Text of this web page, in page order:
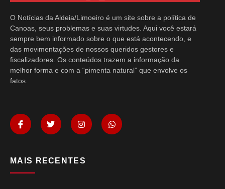
O Notícias da Aldeia/Limoeiro é um site sobre a política de
Canoas, seus problemas e suas virtudes. Aqui você estará
sempre bem informado sobre o que está acontecendo, e
das movimentações de nossos queridos gestores e
fiscalizadores. Os conteúdos trazem a informação da
melhor forma e com a “pimenta natural” que envolve os
fatos.
MAIS RECENTES